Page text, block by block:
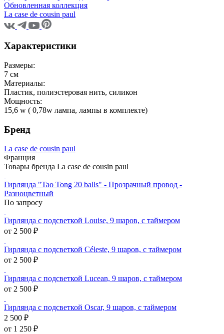
Обновленная коллекция
La case de cousin paul
Характеристики
Размеры:
7 см
Материалы:
Пластик, полиэстеровая нить, силикон
Мощность:
15,6 w ( 0,78w лампа, лампы в комплекте)
Бренд
La case de cousin paul
Франция
Товары бренда La case de cousin paul
Гирлянда "Tao Tong 20 balls" - Прозрачный провод -
Разноцветный
По запросу
Гирлянда с подсветкой Louise, 9 шаров, с таймером
от 2 500 ₽
Гирлянда с подсветкой Céleste, 9 шаров, с таймером
от 2 500 ₽
Гирлянда с подсветкой Lucean, 9 шаров, с таймером
от 2 500 ₽
Гирлянда с подсветкой Oscar, 9 шаров, с таймером
2 500 ₽
от 1 250 ₽